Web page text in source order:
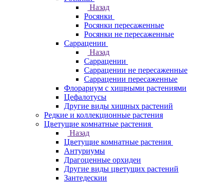
Назад
Росянки
Росянки пересаженные
Росянки не пересаженные
Саррацении
Назад
Саррацении
Саррацении не пересаженные
Саррацении пересаженные
Флорариум с хищными растениями
Цефалотусы
Другие виды хищных растений
Редкие и коллекционные растения
Цветущие комнатные растения
Назад
Цветущие комнатные растения
Антуриумы
Драгоценные орхидеи
Другие виды цветущих растений
Зантедескии